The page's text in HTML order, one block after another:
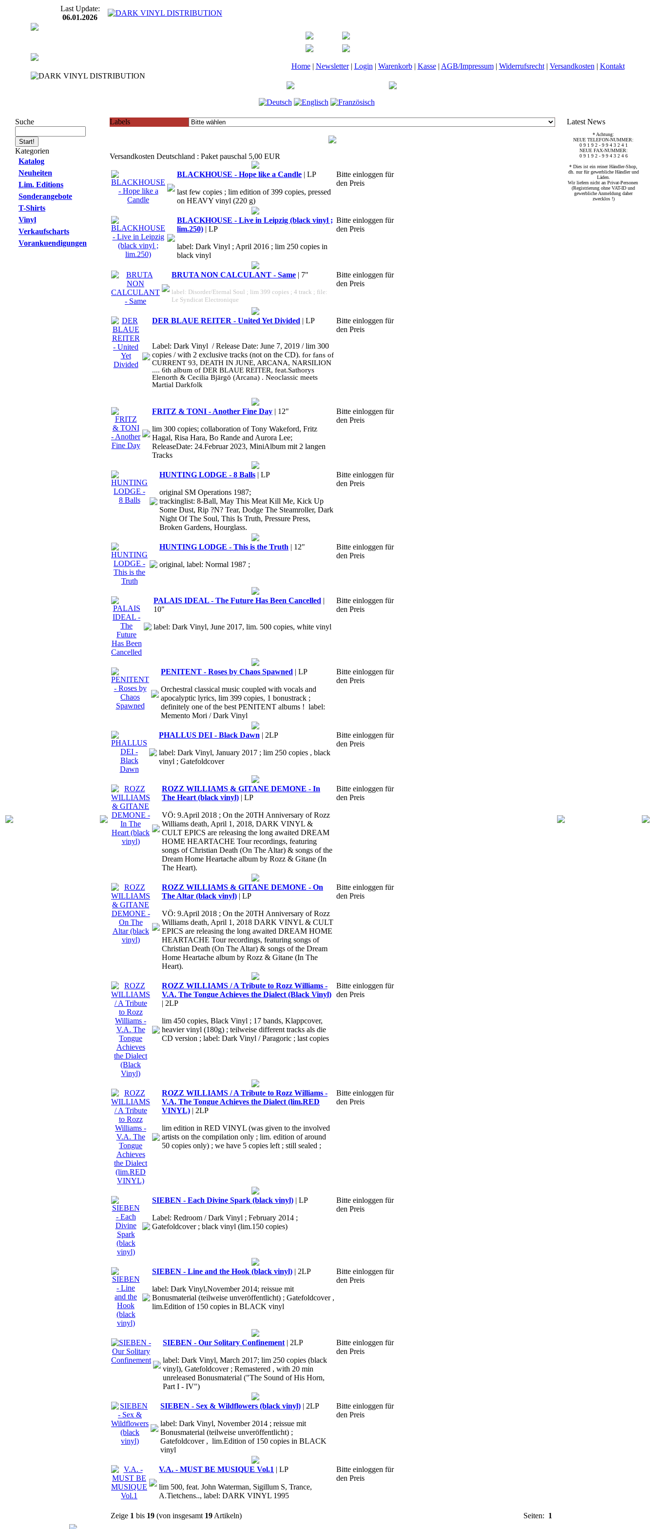
Last Update:
06.01.2026
Home| Newsletter| Login | Warenkorb| Kasse| AGB/Impressum| Widerrufsrecht| Versandkosten | Kontakt
Suche
Kategorien
Katalog
Neuheiten
Lim. Editions
Sonderangebote
T-Shirts
Vinyl
Verkaufscharts
Vorankuendigungen
Labels
Versandkosten Deutschland : Paket pauschal 5,00 EUR
BLACKHOUSE - Hope like a Candle | LP
last few copies ; lim edition of 399 copies, pressed
on HEAVY vinyl (220 g)
Bitte einloggen für
den Preis
BLACKHOUSE - Live in Leipzig (black vinyl ;
lim.250) | LP
label: Dark Vinyl ; April 2016 ; lim 250 copies in
black vinyl
Bitte einloggen für
den Preis
BRUTA NON CALCULANT - Same | 7"
label: Disorder/Eternal Soul ; lim 399 copies ; 4 track ; file:
Le Syndicat Electronique
Bitte einloggen für
den Preis
DER BLAUE REITER - United Yet Divided | LP
Label: Dark Vinyl / Release Date: June 7, 2019 / lim 300
copies / with 2 exclusive tracks (not on the CD). for fans of
CURRENT 93, DEATH IN JUNE, ARCANA, NARSILION
.... 6th album of DER BLAUE REITER, feat.Sathorys
Elenorth & Cecilia Bjärgö (Arcana) . Neoclassic meets
Martial Darkfolk
Bitte einloggen für
den Preis
FRITZ & TONI - Another Fine Day | 12"
lim 300 copies; collaboration of Tony Wakeford, Fritz
Hagal, Risa Hara, Bo Rande and Aurora Lee;
ReleaseDate: 24.Februar 2023, MiniAlbum mit 2 langen
Tracks
Bitte einloggen für
den Preis
HUNTING LODGE - 8 Balls | LP
original SM Operations 1987;
trackinglist: 8-Ball, May This Meat Kill Me, Kick Up
Some Dust, Rip ?N? Tear, Dodge The Steamroller, Dark
Night Of The Soul, This Is Truth, Pressure Press,
Broken Gardens, Hourglass.
Bitte einloggen für
den Preis
HUNTING LODGE - This is the Truth | 12"
original, label: Normal 1987 ;
Bitte einloggen für
den Preis
PALAIS IDEAL - The Future Has Been Cancelled |
10"
label: Dark Vinyl, June 2017, lim. 500 copies, white vinyl
Bitte einloggen für
den Preis
PENITENT - Roses by Chaos Spawned | LP
Orchestral classical music coupled with vocals and
apocalyptic lyrics, lim 399 copies, 1 bonustrack ;
definitely one of the best PENITENT albums ! label:
Memento Mori / Dark Vinyl
Bitte einloggen für
den Preis
PHALLUS DEI - Black Dawn | 2LP
label: Dark Vinyl, January 2017 ; lim 250 copies , black
vinyl ; Gatefoldcover
Bitte einloggen für
den Preis
ROZZ WILLIAMS & GITANE DEMONE - In
The Heart (black vinyl) | LP
VÖ: 9.April 2018 ; On the 20TH Anniversary of Rozz
Williams death, April 1, 2018, DARK VINYL &
CULT EPICS are releasing the long awaited DREAM
HOME HEARTACHE Tour recordings, featuring
songs of Christian Death (On The Altar) & songs of the
Dream Home Heartache album by Rozz & Gitane (In
The Heart).
Bitte einloggen für
den Preis
ROZZ WILLIAMS & GITANE DEMONE - On
The Altar (black vinyl) | LP
VÖ: 9.April 2018 ; On the 20TH Anniversary of Rozz
Williams death, April 1, 2018 DARK VINYL & CULT
EPICS are releasing the long awaited DREAM HOME
HEARTACHE Tour recordings, featuring songs of
Christian Death (On The Altar) & songs of the Dream
Home Heartache album by Rozz & Gitane (In The
Heart).
Bitte einloggen für
den Preis
ROZZ WILLIAMS / A Tribute to Rozz Williams -
V.A. The Tongue Achieves the Dialect (Black Vinyl)
| 2LP
lim 450 copies, Black Vinyl ; 17 bands, Klappcover,
heavier vinyl (180g) ; teilweise different tracks als die
CD version ; label: Dark Vinyl / Paragoric ; last copies
Bitte einloggen für
den Preis
ROZZ WILLIAMS / A Tribute to Rozz Williams -
V.A. The Tongue Achieves the Dialect (lim.RED
VINYL) | 2LP
lim edition in RED VINYL (was given to the involved
artists on the compilation only ; lim. edition of around
50 copies only) ; we have 5 copies left ; still sealed ;
Bitte einloggen für
den Preis
SIEBEN - Each Divine Spark (black vinyl) | LP
Label: Redroom / Dark Vinyl ; February 2014 ;
Gatefoldcover ; black vinyl (lim.150 copies)
Bitte einloggen für
den Preis
SIEBEN - Line and the Hook (black vinyl) | 2LP
label: Dark Vinyl,November 2014; reissue mit
Bonusmaterial (teilweise unveröffentlicht) ; Gatefoldcover ,
lim.Edition of 150 copies in BLACK vinyl
Bitte einloggen für
den Preis
SIEBEN - Our Solitary Confinement | 2LP
label: Dark Vinyl, March 2017; lim 250 copies (black
vinyl), Gatefoldcover ; Remastered , with 20 min
unreleased Bonusmaterial ("The Sound of His Horn,
Part I - IV")
Bitte einloggen für
den Preis
SIEBEN - Sex & Wildflowers (black vinyl) | 2LP
label: Dark Vinyl, November 2014 ; reissue mit
Bonusmaterial (teilweise unveröffentlicht) ;
Gatefoldcover , lim.Edition of 150 copies in BLACK
vinyl
Bitte einloggen für
den Preis
V.A. - MUST BE MUSIQUE Vol.1 | LP
lim 500, feat. John Waterman, Sigillum S, Trance,
A.Tietchens.., label: DARK VINYL 1995
Bitte einloggen für
den Preis
Zeige 1 bis 19 (von insgesamt 19 Artikeln) Seiten: 1
Latest News
* Achtung:
NEUE TELEFON-NUMMER:
0 9 1 9 2 - 9 9 4 3 2 4 1
NEUE FAX-NUMMER:
0 9 1 9 2 - 9 9 4 3 2 4 6
* Dies ist ein reiner Händler-Shop,
dh. nur für gewerbliche Händler und
Läden.
Wir liefern nicht an Privat-Personen
(Registrierung ohne VAT-ID und
gewerbliche Anmeldung daher
zwecklos !)